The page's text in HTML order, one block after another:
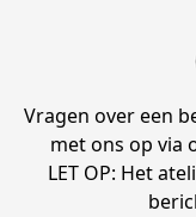
Vragen over een
met ons op via
LET OP: Het